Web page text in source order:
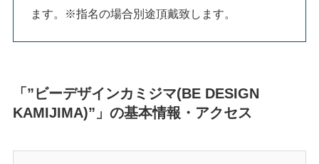
ます。※指名の場合別途頂戴致します。
「”ビーデザインカミジマ(BE DESIGN
KAMIJIMA)”」の基本情報・アクセス